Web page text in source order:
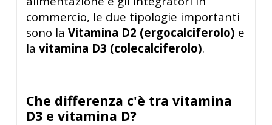
commercio, le due tipologie importanti
sono la Vitamina D2 (ergocalciferolo) e
la vitamina D3 (colecalciferolo).
Che differenza c'è tra vitamina
D3 e vitamina D?